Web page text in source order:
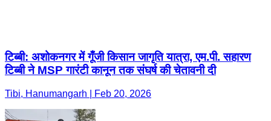
टिब्बी: अशोकनगर में गूँजी किसान जागृति यात्रा, एम.पी. सहारण
टिब्बी ने MSP गारंटी कानून तक संघर्ष की चेतावनी दी
Tibi, Hanumangarh | Feb 20, 2026